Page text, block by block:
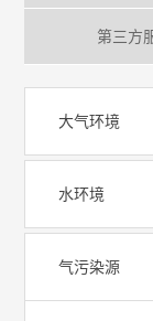
第三方
大气环境
水环境
气污染源